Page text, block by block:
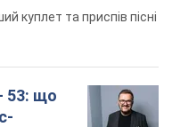
куплет та приспів пісні
53: що